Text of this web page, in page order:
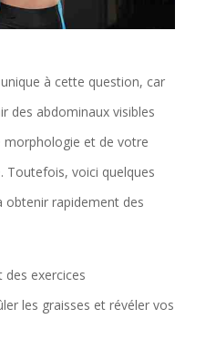
à cette question, car
des abdominaux visibles
et de votre
Toutefois, voici quelques
obtenir rapidement des
des exercices
les graisses et révéler vos